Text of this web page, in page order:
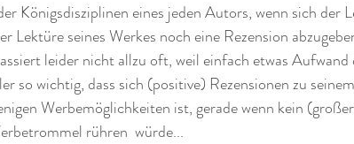
Königsdisziplinen eines jeden Autors, wenn sich der
Lektüre seines Werkes noch eine Rezension
leider nicht allzu oft, weil einfach etwas
so wichtig, dass sich (positive) Rezensionen zu
Werbemöglichkeiten ist, gerade wenn kein
rühren  würde...